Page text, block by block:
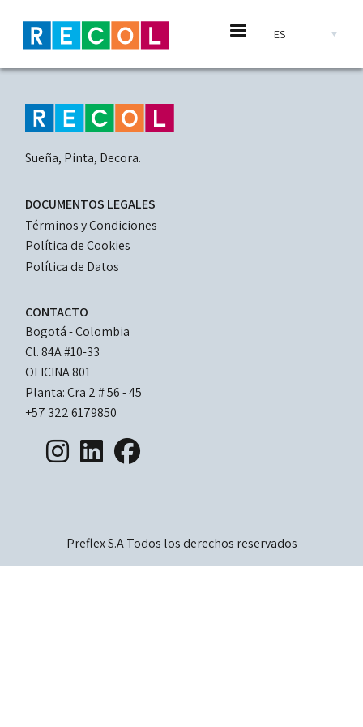
Select your language
Calzado y marroquineria
Sueña, Pinta, Decora.
LEGAL
DOCUMENTS
DOCUMENTOS LEGALES
Términos y Condiciones
Política de Cookies
Política de Datos
CONTACTO
Bogotá - Colombia
Cl. 84A #10-33
OFICINA 801
Planta: Cra 2 # 56 - 45
+57 322 6179850
Preflex S.A Todos los derechos reservados